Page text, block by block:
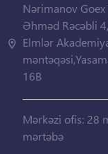
Nərimanov
Əhməd Rəcəbli
Elmlər
16B
Mərkəzi ofis: 28
mərtəbə